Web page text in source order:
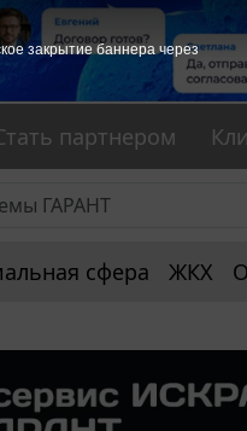
партнером
сфера ЖКХ
закрытие баннера через